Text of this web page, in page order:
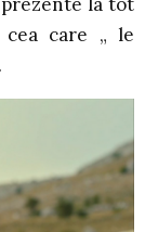
care „ le